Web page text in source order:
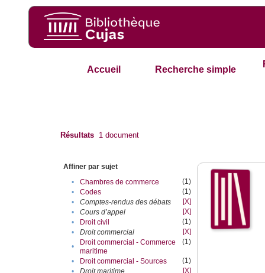
Accueil Recherche simple
Résultats 1 document
Affiner par sujet
•
Chambres de commerce
(1)
•
Codes
(1)
•
Comptes-rendus des débats
[X]
•
Cours d’appel
[X]
•
Droit civil
(1)
•
Droit commercial
[X]
•
Droit commercial - Commerce
maritime
(1)
• Droit commercial - Sources
(1)
[X]